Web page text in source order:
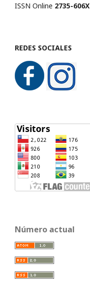
ISSN Online 2735-606X
REDES SOCIALES
Número actual